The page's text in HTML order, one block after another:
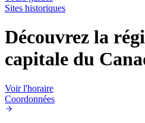
Sites historiques
Découvrez la
capitale du
Voir l'horaire
Coordonnées